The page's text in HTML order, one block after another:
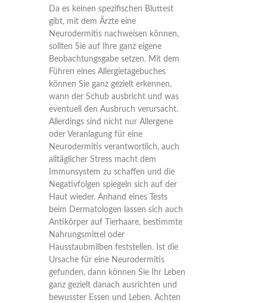
Da es keinen spezifischen Bluttest
gibt, mit dem Ärzte eine
Neurodermitis nachweisen können,
sollten Sie auf Ihre ganz eigene
Beobachtungsgabe setzen. Mit dem
Führen eines Allergietagebuches
können Sie ganz gezielt erkennen,
wann der Schub ausbricht und was
eventuell den Ausbruch verursacht.
Allerdings sind nicht nur Allergene
oder Veranlagung für eine
Neurodermitis verantwortlich, auch
alltäglicher Stress macht dem
Immunsystem zu schaffen und die
Negativfolgen spiegeln sich auf der
Haut wieder. Anhand eines Tests
beim Dermatologen lassen sich auch
Antikörper auf Tierhaare, bestimmte
Nahrungsmittel oder
Hausstaubmilben feststellen. Ist die
Ursache für eine Neurodermitis
gefunden, dann können Sie Ihr Leben
ganz gezielt danach ausrichten und
bewusster Essen und Leben. Achten